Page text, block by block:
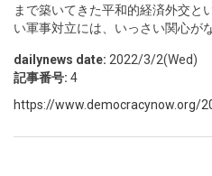
まで築いてきた平和的経済外交と
い軍事対立には、いっさい関心が
dailynews date: 2022/3/2(Wed)
記事番号: 4
https://www.democracynow.org/